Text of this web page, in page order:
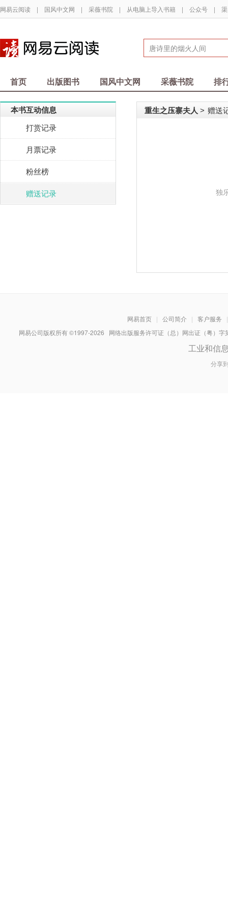
网易云阅读 | 国风中文网 | 采薇书院 | 从电脑上导入书籍 | 公众号 |
首页 出版图书 国风中文网 采薇书院 排
本书互动信息
打赏记录
月票记录
粉丝榜
赠送记录
重生之压寨夫人 > 赠送
独
网易首页 | 公司简介 | 客户服务
|
网易公司版权所有 ©1997-2026 网络出版服务许可证（总）网出证（粤）
工业和信
分享